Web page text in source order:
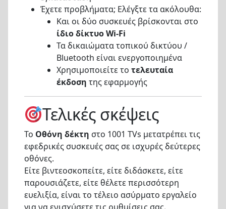
Έχετε προβλήματα; Ελέγξτε τα ακόλουθα:
Και οι δύο συσκευές βρίσκονται στο
ίδιο δίκτυο Wi-Fi
Τα δικαιώματα τοπικού δικτύου /
Bluetooth είναι ενεργοποιημένα
Χρησιμοποιείτε το τελευταία
έκδοση της εφαρμογής
Τελικές σκέψεις
Το Οθόνη δέκτη στο 1001 TVs μετατρέπει τις
εφεδρικές συσκευές σας σε ισχυρές δεύτερες
οθόνες.
Είτε βιντεοσκοπείτε, είτε διδάσκετε, είτε
παρουσιάζετε, είτε θέλετε περισσότερη
ευελιξία, είναι το τέλειο ασύρματο εργαλείο